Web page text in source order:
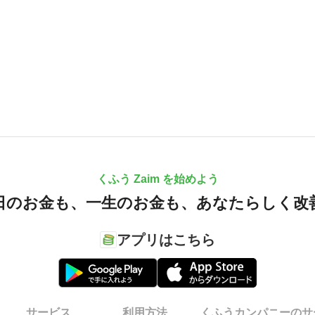
くふう Zaim を始めよう
のお金も、 一生のお金も、 あなたらしく改
アプリはこちら
サービス 利用方法 くふうカンパニーの